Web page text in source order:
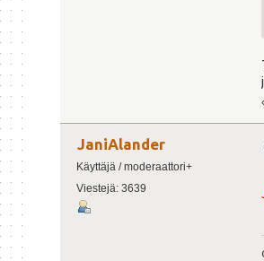
JaniAlander
Käyttäjä / moderaattori+
Viestejä: 3639